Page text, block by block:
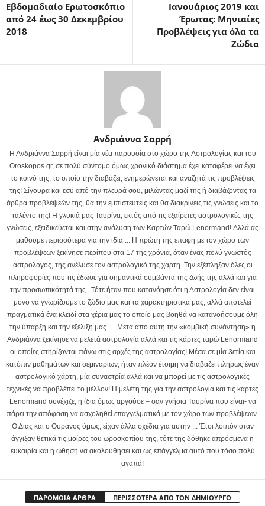
Εβδομαδιαίο Ερωτοσκόπιο
από 24 έως 30 Δεκεμβρίου
2018
Ιανουάριος 2019 και
Έρωτας: Μηνιαίες
Προβλέψεις για όλα τα
Ζώδια
Ανδριάννα Σαρρή
Η Ανδριάννα Σαρρή είναι μία νέα παρουσία στο χώρο της Αστρολογίας και του
Oroskopos.gr, σε πολύ σύντομο όμως χρονικό διάστημα έχει καταφέρει να έχει
το κοινό της, το οποίο την διαβάζει, ενημερώνεται και αναζητά τις προβλέψεις
της! Σίγουρα και εσύ από την πλευρά σου, μιλώντας μαζί της ή διαβάζοντας τα
άρθρα προβλέψεών της, θα την εμπιστευτείς και θα διακρίνεις τις γνώσεις και το
ταλέντο της! Η γλυκιά μας Ταυρίνα, εκτός από τις εξαίρετες αστρολογικές της
γνώσεις, εξειδικεύεται και στην ανάλυση των Καρτών Ταρώ Lenormand! Αλλά ας
μάθουμε περισσότερα για την ίδια ... Η πρώτη της επαφή με τον χώρο των
προβλέψεων ξεκίνησε περίπου στα 17 της χρόνια, όταν ένας πολύ γνωστός
αστρολόγος, της ανέλυσε τον αστρολογικό της χάρτη. Την εξέπληξαν όλες οι
πληροφορίες που τις έδωσε για σημαντικά συμβάντα της ζωής της αλλά και για
την προσωπικότητά της . Τότε ήταν που κατανόησε ότι η Αστρολογία δεν είναι
μόνο να γνωρίζουμε το ζώδιο μας και τα χαρακτηριστικά μας, αλλά αποτελεί
πραγματικά ένα κλειδί στα χέρια μας το οποίο μας βοηθά να κατανοήσουμε όλη
την ύπαρξη και την εξέλιξη μας .... Μετά από αυτή την «κομβική συνάντηση» η
Ανδριάννα ξεκίνησε να μελετά αστρολογία αλλά και τις κάρτες ταρώ Lenormand
οι οποίες στηρίζονται πάνω στις αρχές της αστρολογίας! Μέσα σε μία 3ετία και
κατόπιν μαθημάτων και σεμιναρίων, ήταν πλέον έτοιμη να διαβάζει πλήρως έναν
αστρολογικό χάρτη, μία συναστρία αλλά και να μπορεί με τις αστρολογικές
τεχνικές να προβλέπει το μέλλον! Η μελέτη της για την αστρολογία και τις κάρτες
Lenormand συνέχιζε, η ίδια όμως αργούσε – σαν γνήσια Ταυρίνα που είναι- να
πάρει την απόφαση να ασχοληθεί επαγγελματικά με τον χώρο των προβλέψεων.
Ο Δίας και ο Ουρανός όμως, είχαν άλλα σχέδια για αυτήν ... Έτσι λοιπόν όταν
άγγιξαν θετικά τις μοίρες του ωροσκοπίου της, τότε της δόθηκε απρόσμενα η
ευκαιρία και η ώθηση να ακολουθήσει και ως επάγγελμα αυτό που τόσο πολύ
αγαπά!
ΠΑΡΟΜΟΙΑ ΑΡΘΡΑ ΠΕΡΙΣΣΟΤΕΡΑ ΑΠΟ ΤΟΝ ΔΗΜΙΟΥΡΓΟ